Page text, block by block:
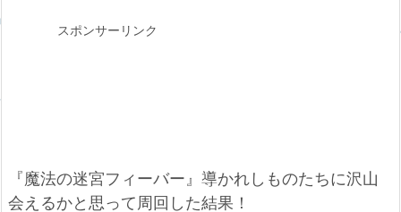
スポンサーリンク
『魔法の迷宮フィーバー』導かれしものたちに沢山
会えるかと思って周回した結果！